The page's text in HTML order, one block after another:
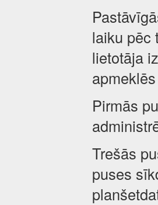
laiku pēc
lietotāja
Pirmās
Trešās
puses